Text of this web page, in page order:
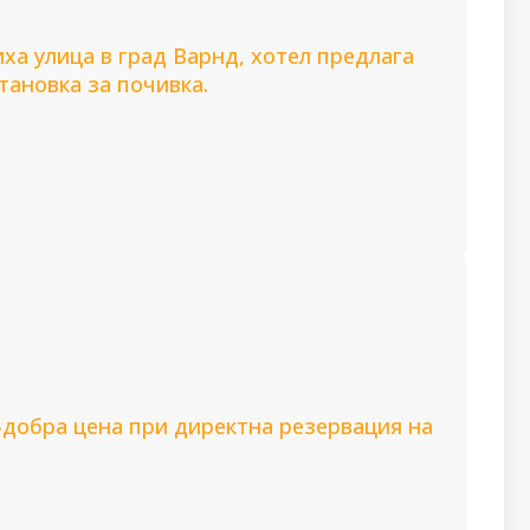
улица в град Варнд, хотел предлага
за почивка.
цена при директна резервация на